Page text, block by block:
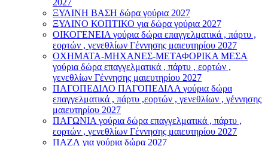
2027
ΞΥΛΙΝΗ ΒΑΣΗ δώρα γούρια 2027
ΞΥΛΙΝΟ ΚΟΠΤΙΚΟ για δώρα γούρια 2027
ΟΙΚΟΓΕΝΕΙΑ γούρια δώρα επαγγελματικά , πάρτυ ,
εορτών , γενεθλίων Γέννησης μαιευτηρίου 2027
ΟΧΗΜΑΤΑ-ΜΗΧΑΝΕΣ-ΜΕΤΑΦΟΡΙΚΑ ΜΕΣΑ
γούρια δώρα επαγγελματικά , πάρτυ , εορτών ,
γενεθλίων Γέννησης μαιευτηρίου 2027
ΠΑΓΟΠΕΔΙΛΟ ΠΑΓΟΠΕΔΙΛΑ γούρια δώρα
επαγγελματικά , πάρτυ ,εορτών , γενεθλίων , γέννησης
μαιευτηρίου 2027
ΠΑΓΩΝΙΑ γούρια δώρα επαγγελματικά , πάρτυ ,
εορτών , γενεθλίων Γέννησης μαιευτηρίου 2027
ΠΑΖΛ για γούρια δώρα 2027